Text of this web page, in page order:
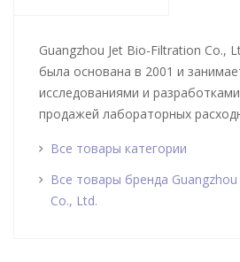
Guangzhou Jet Bio-Filtration Co.,
была основана в 2001 и
исследованиями и
продажей лабораторных
Все товары категории
Все товары бренда
Co., Ltd.